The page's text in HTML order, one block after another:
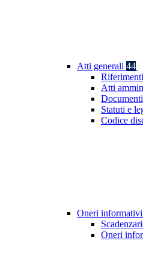
Atti generali 44
Atti
Statuti e
Codice
Oneri
Oneri